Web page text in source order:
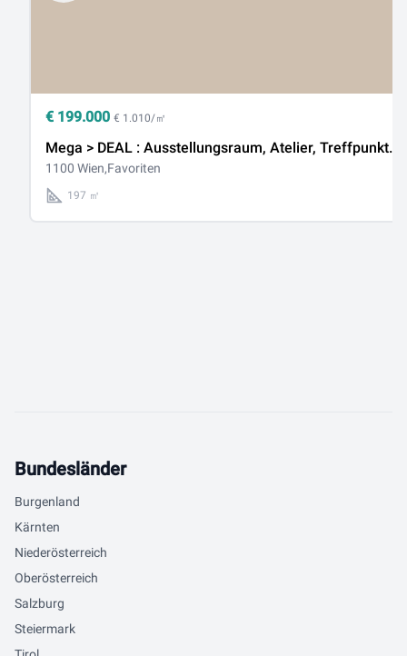
€ 199.000 € 1.010/㎡
Mega > DEAL : Ausstellungsraum, Atelier,
1100 Wien,Favoriten
197 ㎡
Bundesländer
Burgenland
Kärnten
Niederösterreich
Oberösterreich
Salzburg
Steiermark